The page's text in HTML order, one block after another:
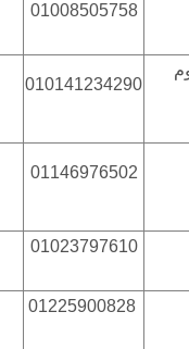
01008505758
010141234290
01146976502
01023797610
01225900828